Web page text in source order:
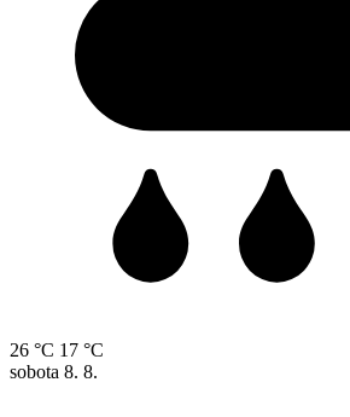
26 °C 17 °C
sobota 8. 8.